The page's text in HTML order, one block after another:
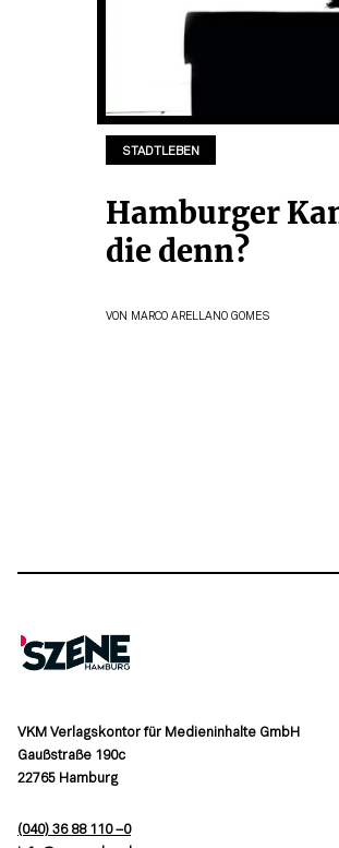
STADTLEBEN
Hamburger
die denn?
VON MARCO ARELLANO GOMES
VKM Verlagskontor für Medieninhalte GmbH
Gaußstraße 190c
22765 Hamburg
(040) 36 88 110 –0